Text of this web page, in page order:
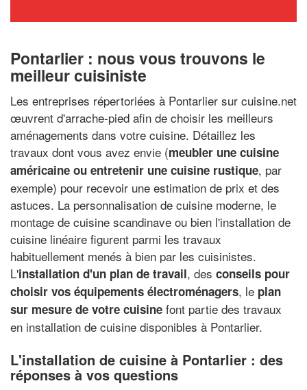
Pontarlier : nous vous trouvons le
meilleur cuisiniste
Les entreprises répertoriées à Pontarlier sur cuisine.net
œuvrent d'arrache-pied afin de choisir les meilleurs
aménagements dans votre cuisine. Détaillez les
travaux dont vous avez envie (meubler une cuisine
américaine ou entretenir une cuisine rustique, par
exemple) pour recevoir une estimation de prix et des
astuces. La personnalisation de cuisine moderne, le
montage de cuisine scandinave ou bien l'installation de
cuisine linéaire figurent parmi les travaux
habituellement menés à bien par les cuisinistes.
L'installation d'un plan de travail, des conseils pour
choisir vos équipements électroménagers, le plan
sur mesure de votre cuisine font partie des travaux
en installation de cuisine disponibles à Pontarlier.
L'installation de cuisine à Pontarlier : des
réponses à vos questions